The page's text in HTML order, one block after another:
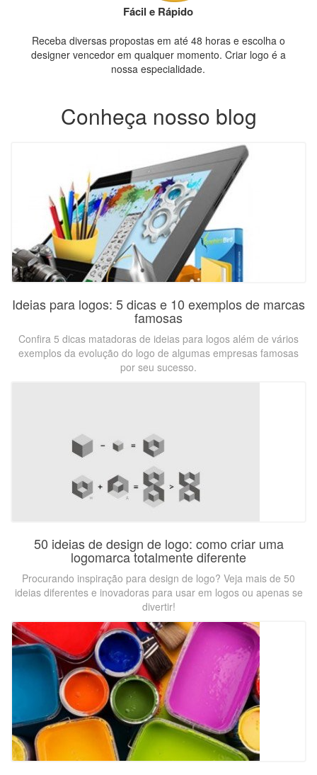
Fácil e Rápido
Receba diversas propostas em até 48 horas e escolha o
designer vencedor em qualquer momento. Criar logo é a
nossa especialidade.
Conheça nosso blog
Ideias para logos: 5 dicas e 10 exemplos de marcas
famosas
Confira 5 dicas matadoras de ideias para logos além de vários
exemplos da evolução do logo de algumas empresas famosas
por seu sucesso.
50 ideias de design de logo: como criar uma
logomarca totalmente diferente
Procurando inspiração para design de logo? Veja mais de 50
ideias diferentes e inovadoras para usar em logos ou apenas se
divertir!